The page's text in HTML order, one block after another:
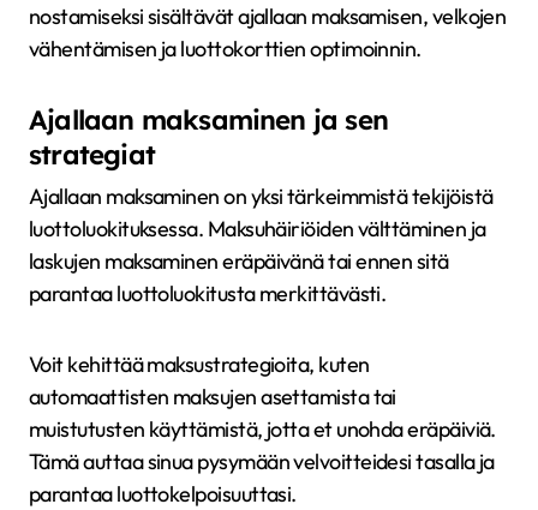
nostamiseksi sisältävät ajallaan maksamisen, velkojen
vähentämisen ja luottokorttien optimoinnin.
Ajallaan maksaminen ja sen
strategiat
Ajallaan maksaminen on yksi tärkeimmistä tekijöistä
luottoluokituksessa. Maksuhäiriöiden välttäminen ja
laskujen maksaminen eräpäivänä tai ennen sitä
parantaa luottoluokitusta merkittävästi.
Voit kehittää maksustrategioita, kuten
automaattisten maksujen asettamista tai
muistutusten käyttämistä, jotta et unohda eräpäiviä.
Tämä auttaa sinua pysymään velvoitteidesi tasalla ja
parantaa luottokelpoisuuttasi.